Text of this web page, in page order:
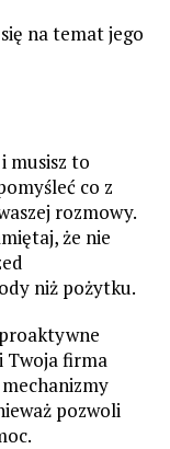
na temat jego
musisz to
co z
rozmowy.
że nie
niż pożytku.
Twoja firma
pozwoli